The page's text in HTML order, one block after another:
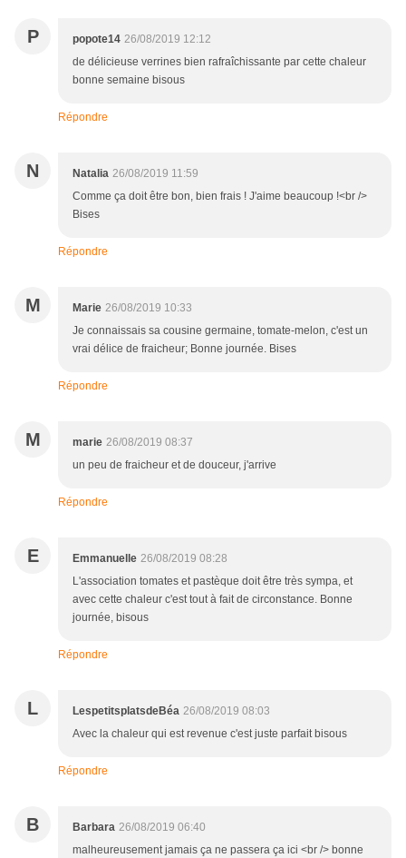
P popote14 26/08/2019 12:12
de délicieuse verrines bien rafraîchissante par cette chaleur
bonne semaine bisous
Répondre
N Natalia 26/08/2019 11:59
Comme ça doit être bon, bien frais ! J'aime beaucoup !<br />
Bises
Répondre
M Marie 26/08/2019 10:33
Je connaissais sa cousine germaine, tomate-melon, c'est un
vrai délice de fraicheur; Bonne journée. Bises
Répondre
M marie 26/08/2019 08:37
un peu de fraicheur et de douceur, j'arrive
Répondre
E Emmanuelle 26/08/2019 08:28
L'association tomates et pastèque doit être très sympa, et
avec cette chaleur c'est tout à fait de circonstance. Bonne
journée, bisous
Répondre
L LespetitsplatsdeBéa 26/08/2019 08:03
Avec la chaleur qui est revenue c'est juste parfait bisous
Répondre
B Barbara 26/08/2019 06:40
malheureusement jamais ça ne passera ça ici <br /> bonne